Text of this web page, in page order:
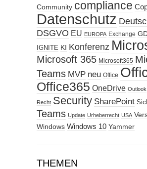
Community compliance
Datenschutz
DSGVO EU EUROPA Exchange
IGNITE KI Konferenz
Microsoft 365 Microsoft365
Teams MVP neu Office
Office365 OneDrive Outlook
Recht Security SharePoint
Teams Update Urheberrecht USA
Windows Windows 10 Yammer
THEMEN